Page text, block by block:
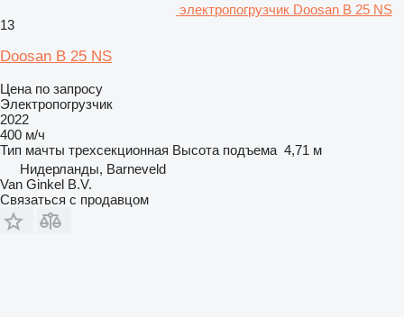
электропогрузчик Doosan B 25 NS
13
Doosan B 25 NS
Цена по запросу
Электропогрузчик
2022
400 м/ч
Тип мачты трехсекционная Высота подъема 4,71 м
Нидерланды, Barneveld
Van Ginkel B.V.
Связаться с продавцом